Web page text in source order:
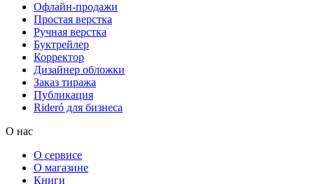
Офлайн-продажи
Простая верстка
Ручная верстка
Буктрейлер
Корректор
Дизайнер обложки
Заказ тиража
Публикация
Rideró для бизнеса
О нас
О сервисе
О магазине
Книги